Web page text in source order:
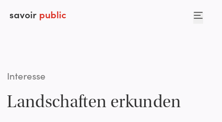
savoir public
Interesse
Landschaften erkunden